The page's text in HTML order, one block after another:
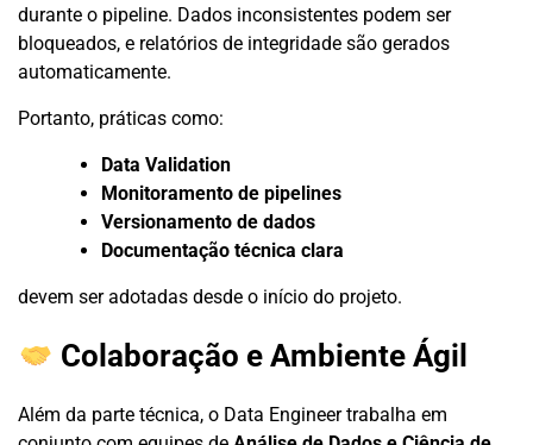
durante o pipeline. Dados inconsistentes podem ser
bloqueados, e relatórios de integridade são gerados
automaticamente.
Portanto, práticas como:
Data Validation
Monitoramento de pipelines
Versionamento de dados
Documentação técnica clara
devem ser adotadas desde o início do projeto.
Colaboração e Ambiente Ágil
Além da parte técnica, o Data Engineer trabalha em